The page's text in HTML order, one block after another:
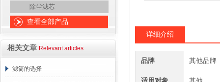
除尘滤芯
查看全部产品
相关文章 Relevant articles
滤筒的选择
详细介绍
品牌 其他品牌